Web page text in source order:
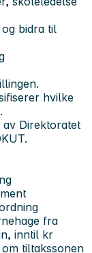
bidra til
hvilke
Direktoratet
fra
inntil kr
tiltakssonen